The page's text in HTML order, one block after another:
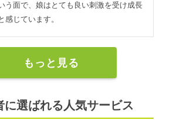
う面で、娘はとても良い刺激を受け成長
感じています。
もっと見る
に選ばれる人気サービス